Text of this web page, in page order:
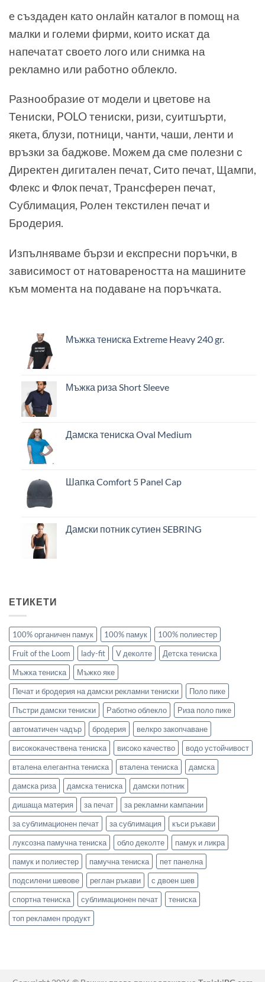
e създаден като онлайн каталог в помощ на
малки и големи фирми, които искат да
напечатат своето лого или снимка на
рекламно или работно облекло.
Разнообразие от модели и цветове на
Тениски, POLO тениски, ризи, суитшърти,
якета, блузи, потници, чанти, чаши, ленти и
връзки за баджове. Можем да сме полезни с
Директен дигитален печат, Сито печат, Щампи,
Флекс и Флок печат, Трансферен печат,
Сублимация, Ролен текстилен печат и
Бродерия.
Изпълняваме бързи и експресни поръчки, в
зависимост от натовареността на машините
към момента на подаване на поръчката.
Мъжка тениска Extreme Heavy 240 gr.
Мъжка риза Short Sleeve
Дамска тениска Oval Medium
Шапка Comfort 5 Panel Cap
Дамски потник сутиен SEBRING
ЕТИКЕТИ
100% органичен памук 100% памук
100% полиестер
Fruit of the Loom
lady-fit V деколте
Детска тениска
Мъжка тениска
Мъжко яке
Печат и бродерия на дамски рекламни тениски
Поло пике
Пъстри дамски тениски
Работно облекло
Риза поло пике
автоматичен чадър
бродерия
велкро закопчаване
висококачествена тениска
високо качество
водо устойчивост
вталена елегантна тениска
вталена тениска
дамска
дамска риза
дамска тениска
дамски потник
дишаща материя
за печат
за рекламни кампании
за сублимационен печат
за сублимация
къси ръкави
луксозна памучна тениска
обло деколте
памук и ликра
памук и полиестер
памучна тениска
пет панелна
подсилени шевове
реглан ръкави
с двоен шев
спортна тениска
сублимационен печат
тениска
топ рекламен продукт